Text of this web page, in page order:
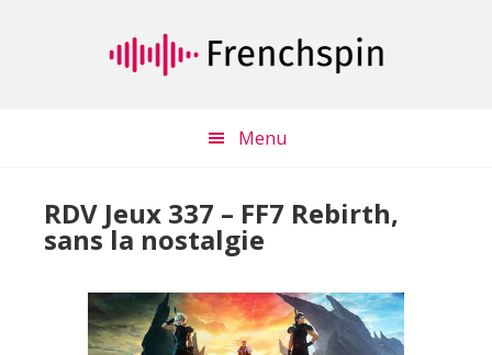
Menu
RDV Jeux 337 – FF7 Rebirth,
sans la nostalgie